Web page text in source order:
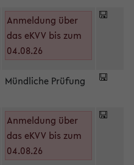
Anmeldung über
das eKVV bis zum
04.08.26
Mündliche Prüfung
Anmeldung über
das eKVV bis zum
04.08.26